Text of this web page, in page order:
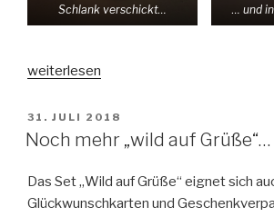
Schlank verschickt… … und
„Ein
besonderer
Geburtstagsgruß…“
weiterlesen
VERÖFFENTLICHT
AM
31. JULI 2018
Noch mehr „wild auf Grüße“…
Das Set „Wild auf Grüße“ eignet sich
Glückwunschkarten und